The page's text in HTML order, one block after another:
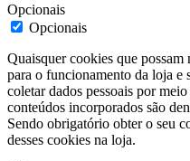
Opcionais
Opcionais
Quaisquer cookies que possam
para o funcionamento da loja e
coletar dados pessoais por
conteúdos incorporados são
Sendo obrigatório obter o seu
desses cookies na loja.